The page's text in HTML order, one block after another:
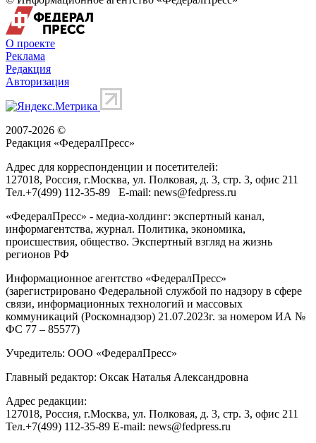
О проекте
Реклама
Редакция
Авторизация
2007-2026 ©
Редакция «ФедералПресс»
Адрес для корреспонденции и посетителей:
127018, Россия, г.Москва, ул. Полковая, д. 3, стр. 3, офис 211
Тел.+7(499) 112-35-89 E-mail: news@fedpress.ru
«ФедералПресс» - медиа-холдинг: экспертный канал,
информагентства, журнал. Политика, экономика,
происшествия, общество. Экспертный взгляд на жизнь
регионов РФ
Информационное агентство «ФедералПресс»
(зарегистрировано Федеральной службой по надзору в сфере
связи, информационных технологий и массовых
коммуникаций (Роскомнадзор) 21.07.2023г. за номером ИА №
ФС 77 – 85577)
Учредитель: ООО «ФедералПресс»
Главный редактор: Оксак Наталья Александровна
Адрес редакции:
127018, Россия, г.Москва, ул. Полковая, д. 3, стр. 3, офис 211
Тел.+7(499) 112-35-89 E-mail: news@fedpress.ru